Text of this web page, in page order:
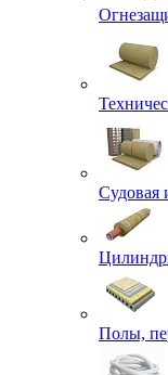
Судовая
Полы,